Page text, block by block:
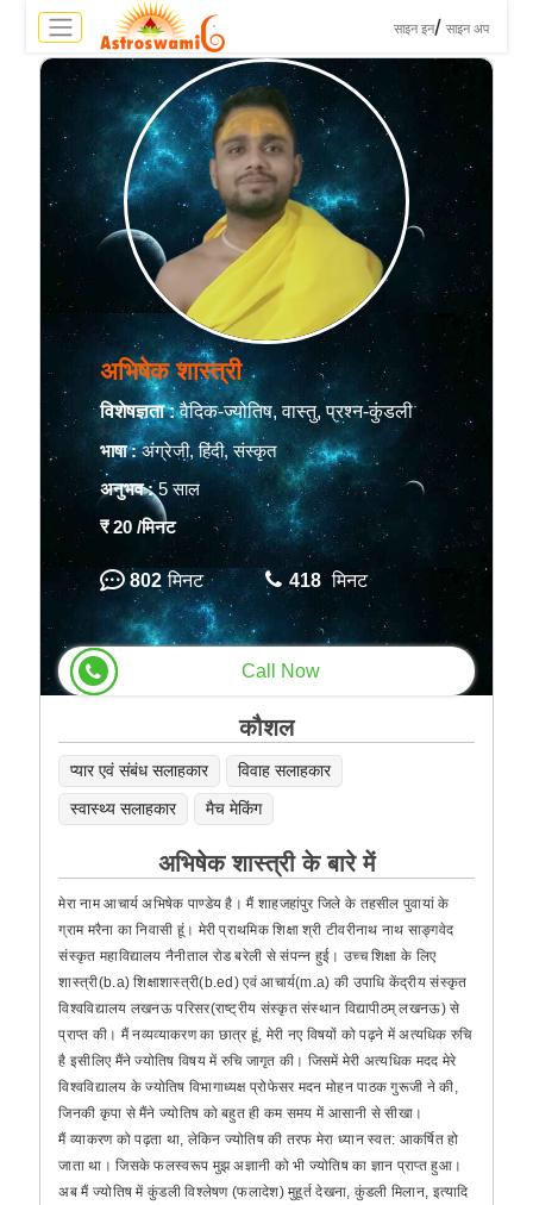
साइन इन/ साइन अप
अभिषेक शास्त्री
विशेषज्ञता :वैदिक-ज्योतिष, वास्तु, प्रश्न-कुंडली
भाषा :अंग्रेजी, हिंदी, संस्कृत
अनुभव :5 साल
₹ 20/मिनट
802 मिनट 418 मिनट
Call Now
कौशल
प्यार एवं संबंध सलाहकार
विवाह सलाहकार
स्वास्थ्य सलाहकार
मैच मेकिंग
अभिषेक शास्त्री के बारे में
मेरा नाम आचार्य अभिषेक पाण्डेय है। मैं शाहजहांपुर जिले के तहसील पुवायां के
ग्राम मरैना का निवासी हूं। मेरी प्राथमिक शिक्षा श्री टीवरीनाथ नाथ साङ्गवेद
संस्कृत महाविद्यालय नैनीताल रोड बरेली से संपन्न हुई। उच्च शिक्षा के लिए
शास्त्री(b.a) शिक्षाशास्त्री(b.ed) एवं आचार्य(m.a) की उपाधि केंद्रीय संस्कृत
विश्वविद्यालय लखनऊ परिसर(राष्ट्रीय संस्कृत संस्थान विद्यापीठम् लखनऊ) से
प्राप्त की। मैं नव्यव्याकरण का छात्र हूं, मेरी नए विषयों को पढ़ने में अत्यधिक रुचि
है इसीलिए मैंने ज्योतिष विषय में रुचि जागृत की। जिसमें मेरी अत्यधिक मदद मेरे
विश्वविद्यालय के ज्योतिष विभागाध्यक्ष प्रोफेसर मदन मोहन पाठक गुरूजी ने की,
जिनकी कृपा से मैंने ज्योतिष को बहुत ही कम समय में आसानी से सीखा।
मैं व्याकरण को पढ़ता था, लेकिन ज्योतिष की तरफ मेरा ध्यान स्वत: आकर्षित हो
जाता था। जिसके फलस्वरूप मुझ अज्ञानी को भी ज्योतिष का ज्ञान प्राप्त हुआ।
अब मैं ज्योतिष में कुंडली विश्लेषण (फलादेश) मुहूर्त देखना, कुंडली मिलान, इत्यादि